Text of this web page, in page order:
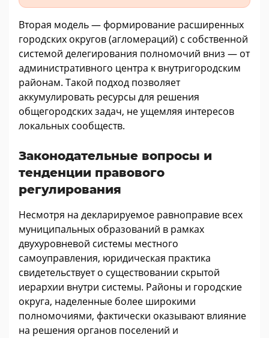
Вторая модель — формирование расширенных
городских округов (агломераций) с собственной
системой делегирования полномочий вниз — от
административного центра к внутригородским
районам. Такой подход позволяет
аккумулировать ресурсы для решения
общегородских задач, не ущемляя интересов
локальных сообществ.
Законодательные вопросы и
тенденции правового
регулирования
Несмотря на декларируемое равноправие всех
муниципальных образований в рамках
двухуровневой системы местного
самоуправления, юридическая практика
свидетельствует о существовании скрытой
иерархии внутри системы. Районы и городские
округа, наделенные более широкими
полномочиями, фактически оказывают влияние
на решения органов поселений и